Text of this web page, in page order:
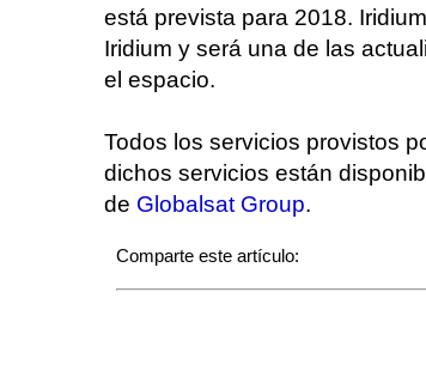
está prevista para 2018.
Iridium y será una de las
el espacio.
Todos los servicios provistos
dichos servicios están
de Globalsat Group.
Comparte este artículo: